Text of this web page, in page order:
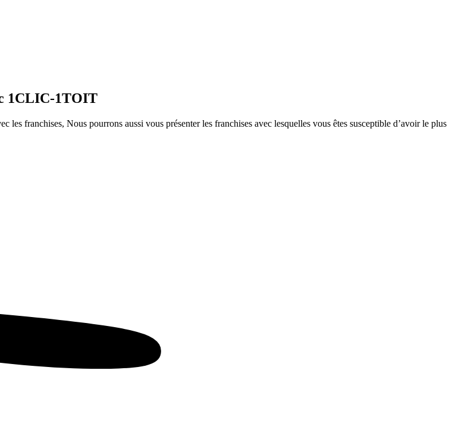
1CLIC-1TOIT
franchises, Nous pourrons aussi vous présenter les franchises avec lesquelles vous êtes susceptible d’avoir le plus